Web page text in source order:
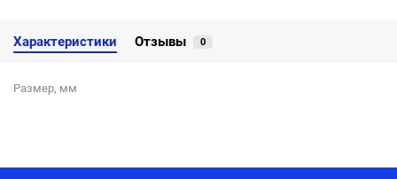
Характеристики Отзывы 0
Размер, мм